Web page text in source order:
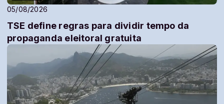
05/08/2026
TSE define regras para dividir tempo da
propaganda eleitoral gratuita